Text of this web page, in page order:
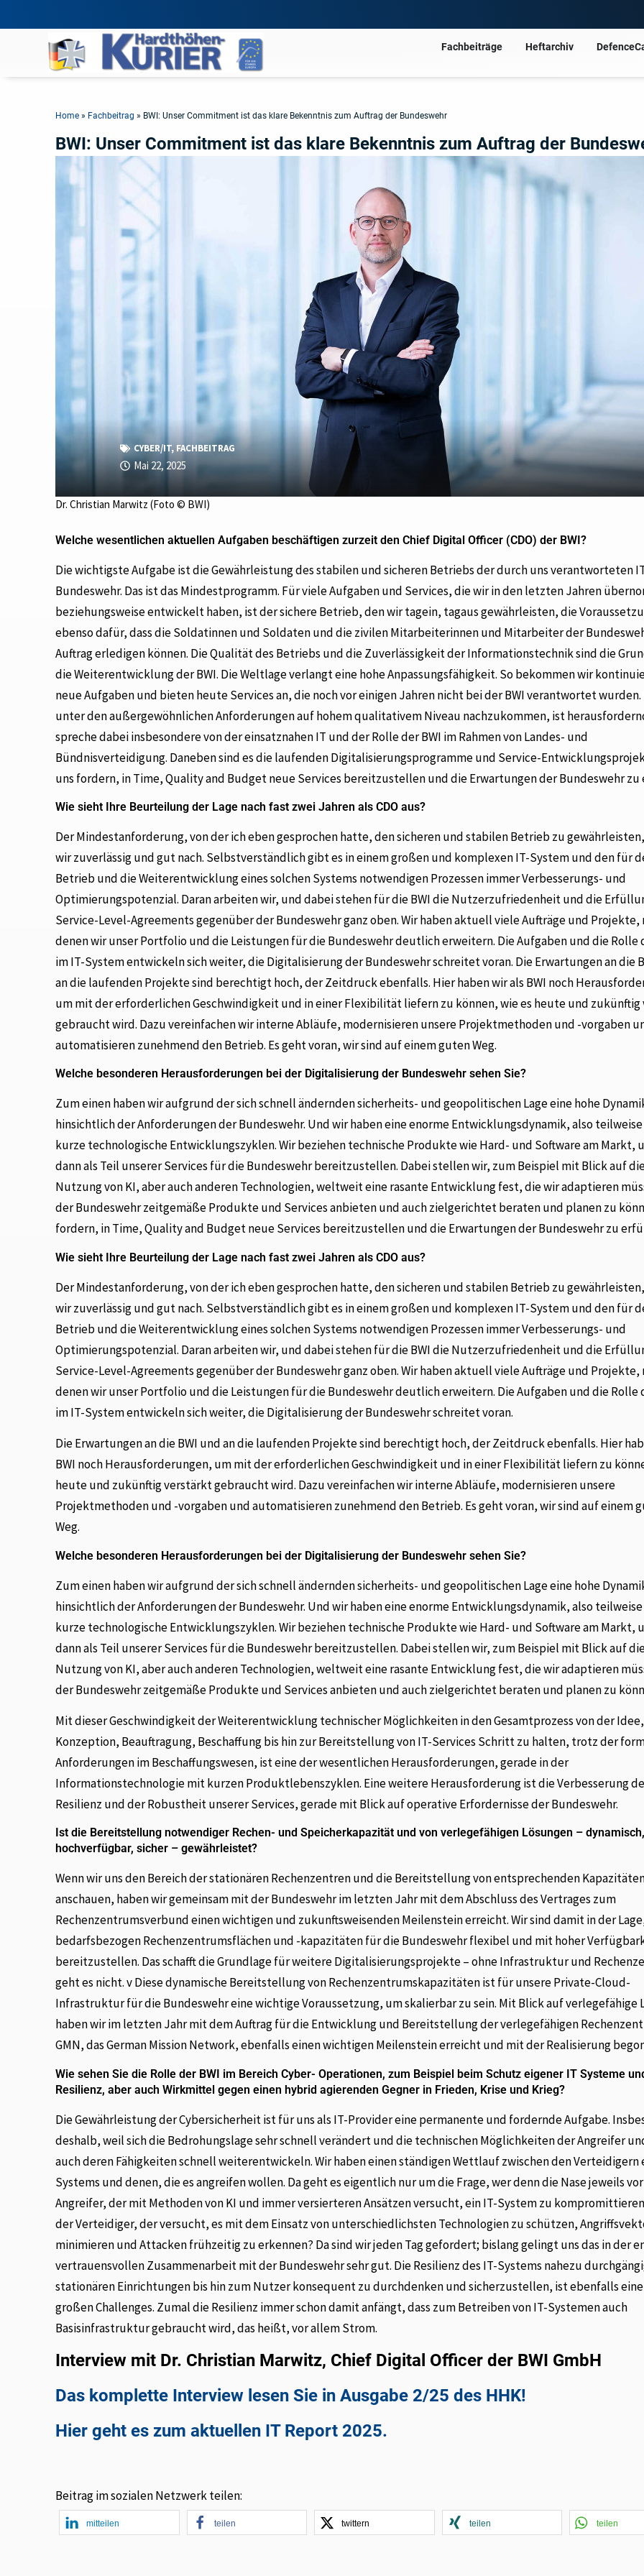
Fachbeiträge Heftarchiv
Home » Fachbeitrag » BWI: Unser Commitment ist das klare Bekenntnis zum Auftrag der Bundeswehr
BWI: Unser Commitment ist das klare Bekenntnis zum Auftrag der
CYBER/IT, FACHBEITRAG
Mai 22, 2025
Dr. Christian Marwitz (Foto © BWI)
Welche wesentlichen aktuellen Aufgaben beschäftigen zurzeit den Chief Digital Officer (CDO) der BWI?
Die wichtigste Aufgabe ist die Gewährleistung des stabilen und sicheren Betriebs der durch uns verantworteten
Bundeswehr. Das ist das Mindestprogramm. Für viele Aufgaben und Services, die wir in den letzten Jahren
beziehungsweise entwickelt haben, ist der sichere Betrieb, den wir tagein, tagaus gewährleisten, die
ebenso dafür, dass die Soldatinnen und Soldaten und die zivilen Mitarbeiterinnen und Mitarbeiter der
Auftrag erledigen können. Die Qualität des Betriebs und die Zuverlässigkeit der Informationstechnik sind die
die Weiterentwicklung der BWI. Die Weltlage verlangt eine hohe Anpassungsfähigkeit. So bekommen wir
neue Aufgaben und bieten heute Services an, die noch vor einigen Jahren nicht bei der BWI verantwortet wurden.
unter den außergewöhnlichen Anforderungen auf hohem qualitativem Niveau nachzukommen, ist
spreche dabei insbesondere von der einsatznahen IT und der Rolle der BWI im Rahmen von Landes- und
Bündnisverteidigung. Daneben sind es die laufenden Digitalisierungsprogramme und Service-
uns fordern, in Time, Quality and Budget neue Services bereitzustellen und die Erwartungen der Bundeswehr
Wie sieht Ihre Beurteilung der Lage nach fast zwei Jahren als CDO aus?
Der Mindestanforderung, von der ich eben gesprochen hatte, den sicheren und stabilen Betrieb zu
wir zuverlässig und gut nach. Selbstverständlich gibt es in einem großen und komplexen IT-System und den für
Betrieb und die Weiterentwicklung eines solchen Systems notwendigen Prozessen immer Verbesserungs- und
Optimierungspotenzial. Daran arbeiten wir, und dabei stehen für die BWI die Nutzerzufriedenheit und die
Service-Level-Agreements gegenüber der Bundeswehr ganz oben. Wir haben aktuell viele Aufträge und Projekte,
denen wir unser Portfolio und die Leistungen für die Bundeswehr deutlich erweitern. Die Aufgaben und die Rolle
im IT-System entwickeln sich weiter, die Digitalisierung der Bundeswehr schreitet voran. Die Erwartungen an die
an die laufenden Projekte sind berechtigt hoch, der Zeitdruck ebenfalls. Hier haben wir als BWI noch
um mit der erforderlichen Geschwindigkeit und in einer Flexibilität liefern zu können, wie es heute und
gebraucht wird. Dazu vereinfachen wir interne Abläufe, modernisieren unsere Projektmethoden und -vorgaben
automatisieren zunehmend den Betrieb. Es geht voran, wir sind auf einem guten Weg.
Welche besonderen Herausforderungen bei der Digitalisierung der Bundeswehr sehen Sie?
Zum einen haben wir aufgrund der sich schnell ändernden sicherheits- und geopolitischen Lage eine hohe
hinsichtlich der Anforderungen der Bundeswehr. Und wir haben eine enorme Entwicklungsdynamik, also
kurze technologische Entwicklungszyklen. Wir beziehen technische Produkte wie Hard- und Software am Markt,
dann als Teil unserer Services für die Bundeswehr bereitzustellen. Dabei stellen wir, zum Beispiel mit Blick auf
Nutzung von KI, aber auch anderen Technologien, weltweit eine rasante Entwicklung fest, die wir adaptieren
der Bundeswehr zeitgemäße Produkte und Services anbieten und auch zielgerichtet beraten und planen zu
fordern, in Time, Quality and Budget neue Services bereitzustellen und die Erwartungen der Bundeswehr zu
Wie sieht Ihre Beurteilung der Lage nach fast zwei Jahren als CDO aus?
Der Mindestanforderung, von der ich eben gesprochen hatte, den sicheren und stabilen Betrieb zu
wir zuverlässig und gut nach. Selbstverständlich gibt es in einem großen und komplexen IT-System und den für
Betrieb und die Weiterentwicklung eines solchen Systems notwendigen Prozessen immer Verbesserungs- und
Optimierungspotenzial. Daran arbeiten wir, und dabei stehen für die BWI die Nutzerzufriedenheit und die
Service-Level-Agreements gegenüber der Bundeswehr ganz oben. Wir haben aktuell viele Aufträge und Projekte,
denen wir unser Portfolio und die Leistungen für die Bundeswehr deutlich erweitern. Die Aufgaben und die Rolle
im IT-System entwickeln sich weiter, die Digitalisierung der Bundeswehr schreitet voran.
Die Erwartungen an die BWI und an die laufenden Projekte sind berechtigt hoch, der Zeitdruck ebenfalls. Hier
BWI noch Herausforderungen, um mit der erforderlichen Geschwindigkeit und in einer Flexibilität liefern zu
heute und zukünftig verstärkt gebraucht wird. Dazu vereinfachen wir interne Abläufe, modernisieren unsere
Projektmethoden und -vorgaben und automatisieren zunehmend den Betrieb. Es geht voran, wir sind auf einem
Weg.
Welche besonderen Herausforderungen bei der Digitalisierung der Bundeswehr sehen Sie?
Zum einen haben wir aufgrund der sich schnell ändernden sicherheits- und geopolitischen Lage eine hohe
hinsichtlich der Anforderungen der Bundeswehr. Und wir haben eine enorme Entwicklungsdynamik, also
kurze technologische Entwicklungszyklen. Wir beziehen technische Produkte wie Hard- und Software am Markt,
dann als Teil unserer Services für die Bundeswehr bereitzustellen. Dabei stellen wir, zum Beispiel mit Blick auf
Nutzung von KI, aber auch anderen Technologien, weltweit eine rasante Entwicklung fest, die wir adaptieren
der Bundeswehr zeitgemäße Produkte und Services anbieten und auch zielgerichtet beraten und planen zu
Mit dieser Geschwindigkeit der Weiterentwicklung technischer Möglichkeiten in den Gesamtprozess von der
Konzeption, Beauftragung, Beschaffung bis hin zur Bereitstellung von IT-Services Schritt zu halten, trotz der
Anforderungen im Beschaffungswesen, ist eine der wesentlichen Herausforderungen, gerade in der
Informationstechnologie mit kurzen Produktlebenszyklen. Eine weitere Herausforderung ist die Verbesserung
Resilienz und der Robustheit unserer Services, gerade mit Blick auf operative Erfordernisse der Bundeswehr.
Ist die Bereitstellung notwendiger Rechen- und Speicherkapazität und von verlegefähigen Lösungen – dynamisch,
hochverfügbar, sicher – gewährleistet?
Wenn wir uns den Bereich der stationären Rechenzentren und die Bereitstellung von entsprechenden
anschauen, haben wir gemeinsam mit der Bundeswehr im letzten Jahr mit dem Abschluss des Vertrages zum
Rechenzentrumsverbund einen wichtigen und zukunftsweisenden Meilenstein erreicht. Wir sind damit in der
bedarfsbezogen Rechenzentrumsflächen und -kapazitäten für die Bundeswehr flexibel und mit hoher
bereitzustellen. Das schafft die Grundlage für weitere Digitalisierungsprojekte – ohne Infrastruktur und
geht es nicht. v Diese dynamische Bereitstellung von Rechenzentrumskapazitäten ist für unsere Private-Cloud-
Infrastruktur für die Bundeswehr eine wichtige Voraussetzung, um skalierbar zu sein. Mit Blick auf verlegefähige
haben wir im letzten Jahr mit dem Auftrag für die Entwicklung und Bereitstellung der verlegefähigen
GMN, das German Mission Network, ebenfalls einen wichtigen Meilenstein erreicht und mit der Realisierung
Wie sehen Sie die Rolle der BWI im Bereich Cyber- Operationen, zum Beispiel beim Schutz eigener IT Systeme
Resilienz, aber auch Wirkmittel gegen einen hybrid agierenden Gegner in Frieden, Krise und Krieg?
Die Gewährleistung der Cybersicherheit ist für uns als IT-Provider eine permanente und fordernde Aufgabe.
deshalb, weil sich die Bedrohungslage sehr schnell verändert und die technischen Möglichkeiten der Angreifer
auch deren Fähigkeiten schnell weiterentwickeln. Wir haben einen ständigen Wettlauf zwischen den Verteidigern
Systems und denen, die es angreifen wollen. Da geht es eigentlich nur um die Frage, wer denn die Nase jeweils
Angreifer, der mit Methoden von KI und immer versierteren Ansätzen versucht, ein IT-System zu
der Verteidiger, der versucht, es mit dem Einsatz von unterschiedlichsten Technologien zu schützen,
minimieren und Attacken frühzeitig zu erkennen? Da sind wir jeden Tag gefordert; bislang gelingt uns das in der
vertrauensvollen Zusammenarbeit mit der Bundeswehr sehr gut. Die Resilienz des IT-Systems nahezu
stationären Einrichtungen bis hin zum Nutzer konsequent zu durchdenken und sicherzustellen, ist ebenfalls
großen Challenges. Zumal die Resilienz immer schon damit anfängt, dass zum Betreiben von IT-Systemen auch
Basisinfrastruktur gebraucht wird, das heißt, vor allem Strom.
Interview mit Dr. Christian Marwitz, Chief Digital Officer der BWI GmbH
Das komplette Interview lesen Sie in Ausgabe 2/25 des HHK!
Hier geht es zum aktuellen IT Report 2025.
Beitrag im sozialen Netzwerk teilen:
mitteilen teilen twittern teilen teilen